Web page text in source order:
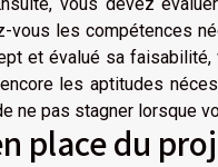
vous les compétences
et évalué sa
les aptitudes
ne pas stagner lorsque
place du